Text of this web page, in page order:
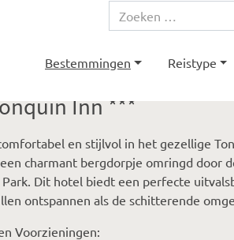
Bestemmingen Reistype
Inn ***
en stijlvol in het gezellige
charmant bergdorpje omringd door
Dit hotel biedt een perfecte
ontspannen als de schitterende
Voorzieningen: